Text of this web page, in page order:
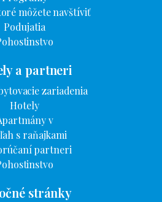
môžete navštíviť
Podujatia
a partneri
zariadenia
Hotely
v
s raňajkami
partneri
stránky